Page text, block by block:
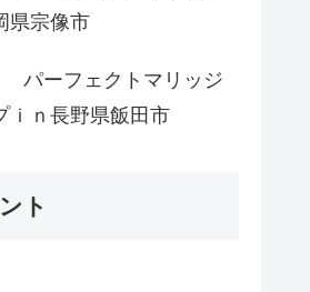
県宗像市
パーフェクトマリッジ
ｉｎ長野県飯田市
ト